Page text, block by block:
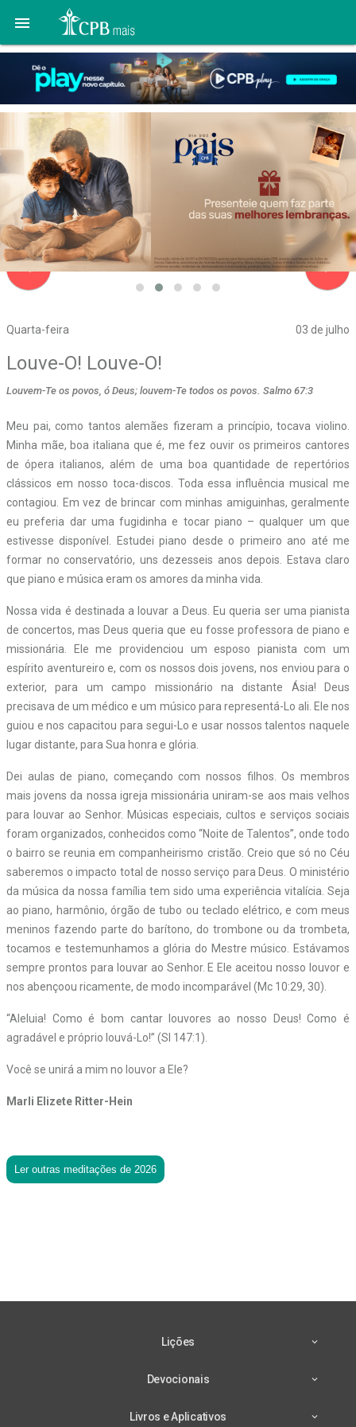

Quarta-feira 03 de julho
navigate_before
Louve-O! Louve-O!
Louvem-Te os povos, ó Deus; louvem-Te todos os povos. Salmo 67:3
Meu pai, como tantos alemães fizeram a princípio, tocava violino.
Minha mãe, boa italiana que é, me fez ouvir os primeiros cantores
de ópera italianos, além de uma boa quantidade de repertórios
clássicos em nosso toca-discos. Toda essa influência musical me
contagiou. Em vez de brincar com minhas amiguinhas, geralmente
eu preferia dar uma fugidinha e tocar piano – qualquer um que
estivesse disponível. Estudei piano desde o primeiro ano até me
formar no conservatório, uns dezesseis anos depois. Estava claro
que piano e música eram os amores da minha vida.
Nossa vida é destinada a louvar a Deus. Eu queria ser uma pianista
de concertos, mas Deus queria que eu fosse professora de piano e
missionária. Ele me providenciou um esposo pianista com um
espírito aventureiro e, com os nossos dois jovens, nos enviou para o
exterior, para um campo missionário na distante Ásia! Deus
precisava de um médico e um músico para representá-Lo ali. Ele nos
guiou e nos capacitou para segui-Lo e usar nossos talentos naquele
lugar distante, para Sua honra e glória.
Dei aulas de piano, começando com nossos filhos. Os membros
mais jovens da nossa igreja missionária uniram-se aos mais velhos
para louvar ao Senhor. Músicas especiais, cultos e serviços sociais
foram organizados, conhecidos como “Noite de Talentos”, onde todo
o bairro se reunia em companheirismo cristão. Creio que só no Céu
saberemos o impacto total de nosso serviço para Deus. O ministério
da música da nossa família tem sido uma experiência vitalícia. Seja
ao piano, harmônio, órgão de tubo ou teclado elétrico, e com meus
meninos fazendo parte do barítono, do trombone ou da trombeta,
tocamos e testemunhamos a glória do Mestre músico. Estávamos
sempre prontos para louvar ao Senhor. E Ele aceitou nosso louvor e
nos abençoou ricamente, de modo incomparável (Mc 10:29, 30).
“Aleluia! Como é bom cantar louvores ao nosso Deus! Como é
agradável e próprio louvá-Lo!” (Sl 147:1).
Você se unirá a mim no louvor a Ele?
Marli Elizete Ritter-Hein
Ler outras meditações de 2026
navigate_next
Lições
Devocionais
Livros e Aplicativos